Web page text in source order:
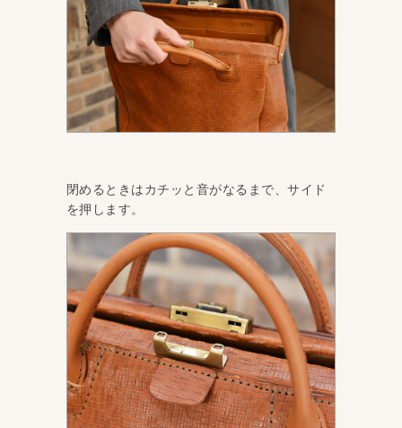
閉めるときはカチッと音がなるまで、サイド
を押します。